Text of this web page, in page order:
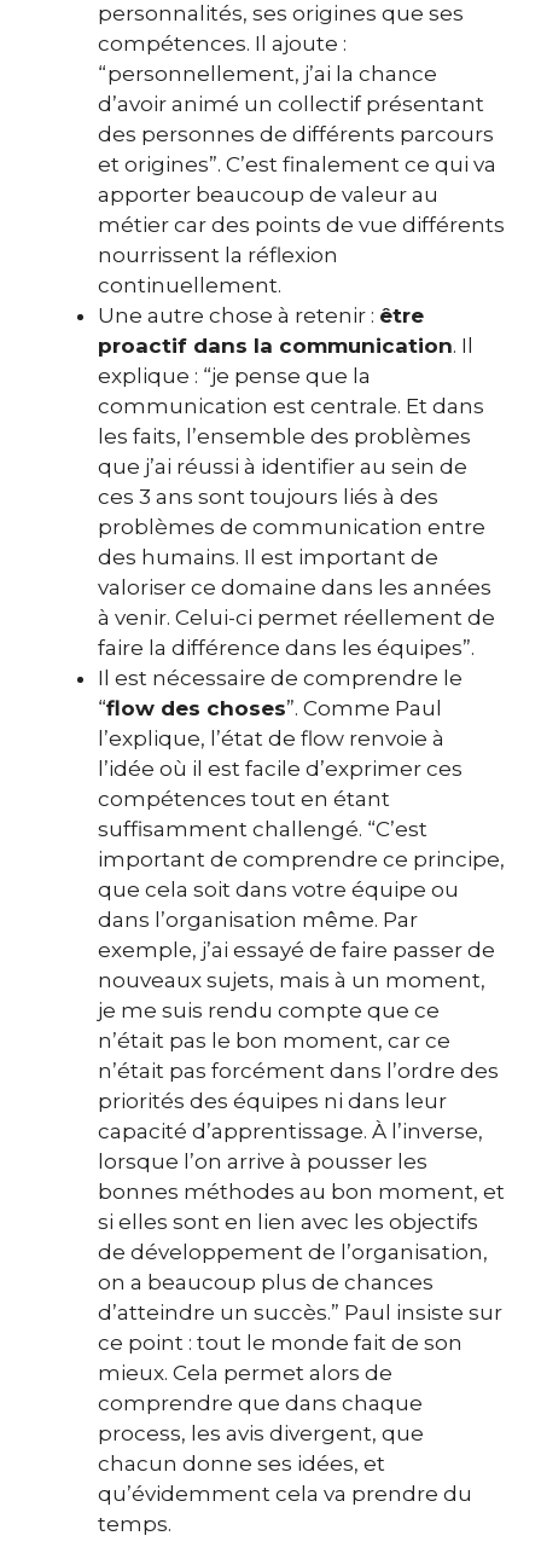
personnalités, ses origines que ses
compétences. Il ajoute :
“personnellement, j’ai la chance
d’avoir animé un collectif présentant
des personnes de différents parcours
et origines”. C’est finalement ce qui va
apporter beaucoup de valeur au
métier car des points de vue différents
nourrissent la réflexion
continuellement.
Une autre chose à retenir : être
proactif dans la communication. Il
explique : “je pense que la
communication est centrale. Et dans
les faits, l’ensemble des problèmes
que j’ai réussi à identifier au sein de
ces 3 ans sont toujours liés à des
problèmes de communication entre
des humains. Il est important de
valoriser ce domaine dans les années
à venir. Celui-ci permet réellement de
faire la différence dans les équipes”.
Il est nécessaire de comprendre le
“flow des choses”. Comme Paul
l’explique, l’état de flow renvoie à
l’idée où il est facile d’exprimer ces
compétences tout en étant
suffisamment challengé. “C’est
important de comprendre ce principe,
que cela soit dans votre équipe ou
dans l’organisation même. Par
exemple, j’ai essayé de faire passer de
nouveaux sujets, mais à un moment,
je me suis rendu compte que ce
n’était pas le bon moment, car ce
n’était pas forcément dans l’ordre des
priorités des équipes ni dans leur
capacité d’apprentissage. À l’inverse,
lorsque l’on arrive à pousser les
bonnes méthodes au bon moment, et
si elles sont en lien avec les objectifs
de développement de l’organisation,
on a beaucoup plus de chances
d’atteindre un succès.” Paul insiste sur
ce point : tout le monde fait de son
mieux. Cela permet alors de
comprendre que dans chaque
process, les avis divergent, que
chacun donne ses idées, et
qu’évidemment cela va prendre du
temps.